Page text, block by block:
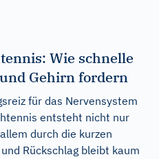
Wie schnelle
Gehirn fordern
für das Nervensystem
entsteht nicht nur
durch die kurzen
Rückschlag bleibt kaum